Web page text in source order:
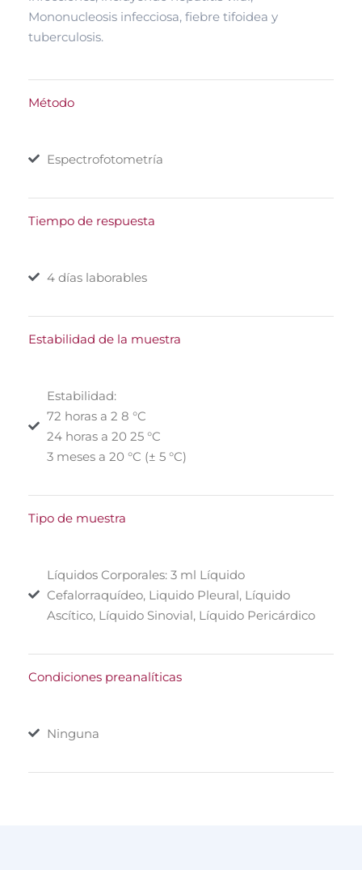
Mononucleosis infecciosa, fiebre tifoidea y
tuberculosis.
Método
Espectrofotometría
Tiempo de respuesta
4 días laborables
Estabilidad de la muestra
Estabilidad:
72 horas a 2 8 °C
24 horas a 20 25 °C
3 meses a 20 °C (± 5 °C)
Tipo de muestra
Líquidos Corporales: 3 ml Líquido
Cefalorraquídeo, Liquido Pleural, Líquido
Ascítico, Líquido Sinovial, Líquido Pericárdico
Condiciones preanalíticas
Ninguna